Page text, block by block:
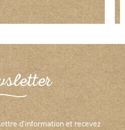
d'information et recevez